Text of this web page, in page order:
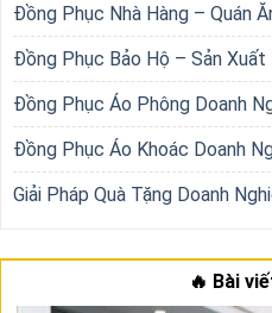
Đồng Phục Nhà Hàng – Quán
Đồng Phục Bảo Hộ – Sản Xuất
Đồng Phục Áo Phông Doanh
Đồng Phục Áo Khoác Doanh
Giải Pháp Quà Tặng Doanh
🔥 Bài